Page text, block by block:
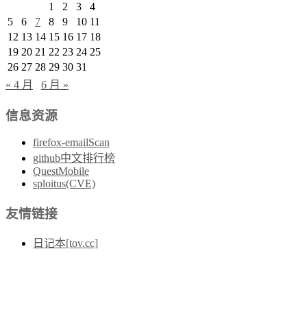
1
2 3
4
5
6 7 8 9 10 11
12 13 14 15 16 17 18
19 20 21 22 23 24 25
26 27 28 29 30 31
« 4 月
6 月 »
信息资源
firefox-emailScan
github中文排行榜
QuestMobile
sploitus(CVE)
友情链接
日记本[tov.cc]